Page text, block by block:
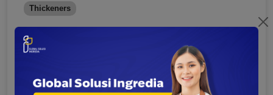
Thickeners
Anna Masruroh Al Jannah
A person whose love writing the most. As
SEO Content Writer Global Solusi Ingredia,